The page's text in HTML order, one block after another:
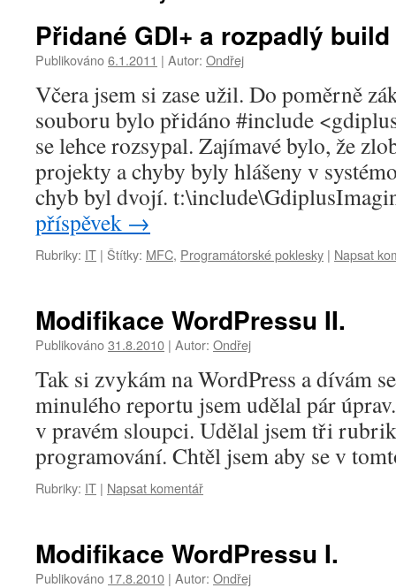
Přidané GDI+ a rozpadlý build
Publikováno6.1.2011 | Autor: Ondřej
Včera jsem si zase užil. Do poměrně
souboru bylo přidáno #include
se lehce rozsypal. Zajímavé bylo, že
projekty a chyby byly hlášeny v
chyb byl dvojí.
příspěvek →
Rubriky: IT | Štítky: MFC, Programátorské poklesky | Napsat
Modifikace WordPressu II.
Publikováno31.8.2010 | Autor: Ondřej
Tak si zvykám na WordPress a dívám
minulého reportu jsem udělal pár
v pravém sloupci. Udělal jsem tři
programování. Chtěl jsem aby se v
Rubriky: IT | Napsat komentář
Modifikace WordPressu I.
Publikováno 17.8.2010 | Autor: Ondřej